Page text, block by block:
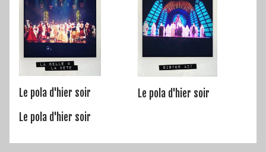
Le pola d'hier soir
Le pola d'hier soir
Le pola d'hier soir